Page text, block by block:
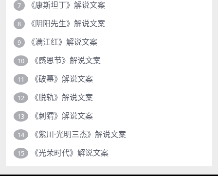
7 《康斯坦丁》解说文案
8 《阴阳先生》解说文案
9 《满江红》解说文案
10 《感恩节》解说文案
11 《破墓》解说文案
12 《脱轨》解说文案
13 《刺猬》解说文案
14 《紫川·光明三杰》解说文案
15 《光荣时代》解说文案